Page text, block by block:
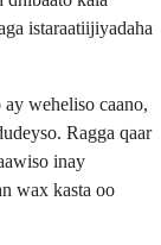
istaraatiijiyadaha
weheliso caano,
Ragga qaar
inay
wax kasta oo